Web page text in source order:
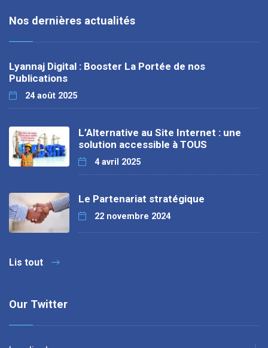
Nos dernières actualités
Lyannaj Digital : Booster La Portée de nos
Publications
24 août 2025
L’Alternative au Site Internet : une
solution accessible à TOUS
4 avril 2025
Le Partenariat stratégique
22 novembre 2024
Lis tout
Our Twitter